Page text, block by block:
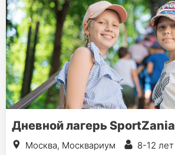
Дневной лагерь SportZania
Москва, Москвариум
8-12 лет